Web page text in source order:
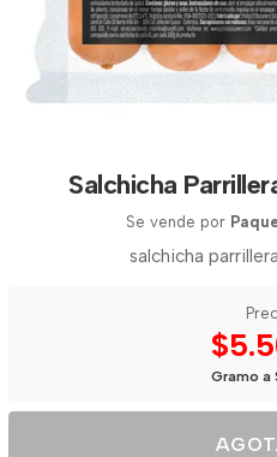
Salchicha
Se vende por
salchicha
Gramo a